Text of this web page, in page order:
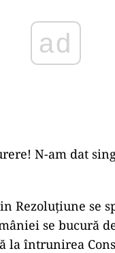
N-am dat
Rezoluțiune se
se bucură
la întrunirea